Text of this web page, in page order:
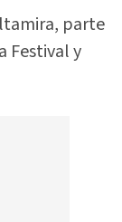
parte
Festival y